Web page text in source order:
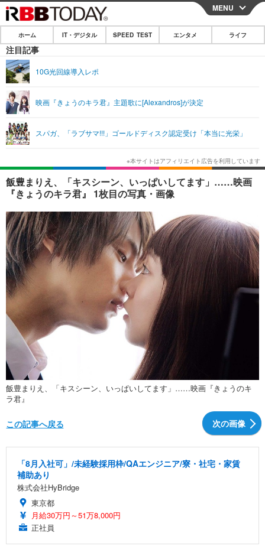
CLOSE
ホーム
IT・デジタル
ショッピング その他
SPEED TEST
エンタメ
エンタメTOP 映画・ドラマ
韓国・芸能
音楽 スポーツ
ショッピング その他
ライフ
ライフTOP グルメ
ペット ショッピング
その他
リリース一覧
プッシュ通知の停止方法
MENU
ホーム IT・デジタル SPEED TEST エンタメ ライフ
注目記事
10G光回線導入レポ
映画『きょうのキラ君』主題歌に[Alexandros]が決定
スパガ、「ラブサマ!!!」ゴールドディスク認定受け「本当に光栄」
飯豊まりえ、「キスシーン、いっぱいしてます」……映画
『きょうのキラ君』 1枚目の写真・画像
飯豊まりえ、「キスシーン、いっぱいしてます」……映画『きょうのキ
ラ君』
次の画像
この記事へ戻る
「8月入社可」/未経験採用枠/QAエンジニア/寮・社宅・家賃
補助あり
株式会社HyBridge
東京都
月給30万円～51万8,000円
正社員